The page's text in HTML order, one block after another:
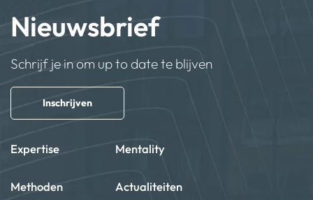
Nieuwsbrief
Schrijf je in om up to date te blijven
Inschrijven
Expertise Mentality
Methoden Actualiteiten